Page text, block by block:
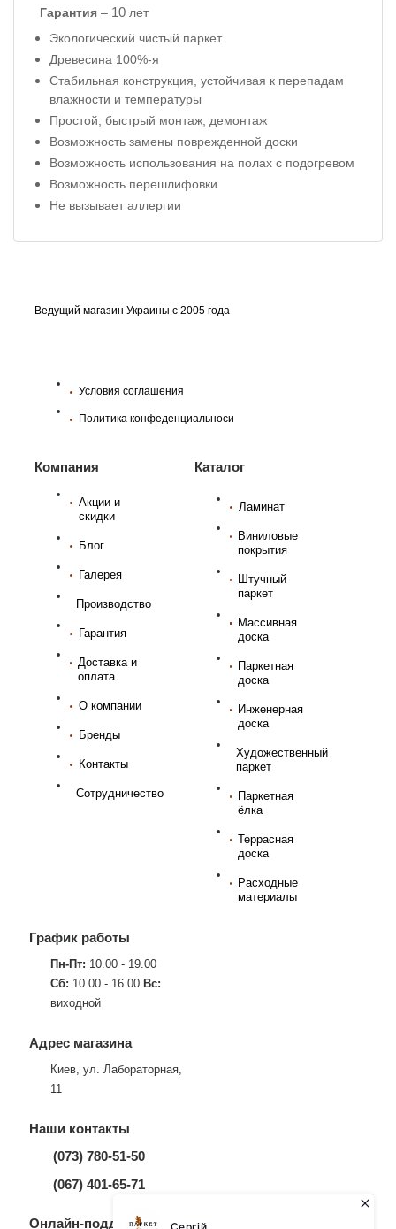
Гарантия – 10 лет
Экологический чистый паркет
Древесина 100%-я
Стабильная конструкция, устойчивая к перепадам
влажности и температуры
Простой, быстрый монтаж, демонтаж
Возможность замены поврежденной доски
Возможность использования на полах с подогревом
Возможность перешлифовки
Не вызывает аллергии
Ведущий магазин Украины с 2005 года
Условия соглашения
Политика конфеденциальноси
Компания
Акции и
скидки
Блог
Галерея
Производство
Гарантия
Доставка и
оплата
О компании
Бренды
Контакты
Сотрудничество
Каталог
Ламинат
Виниловые
покрытия
Штучный
паркет
Массивная
доска
Паркетная
доска
Инженерная
доска
Художественный
паркет
Паркетная
ёлка
Террасная
доска
Расходные
материалы
График работы
Пн-Пт: 10.00 - 19.00
Сб: 10.00 - 16.00 Вс:
виходной
Адрес магазина
Киев, ул. Лабораторная,
11
Наши контакты
(073) 780-51-50
(067) 401-65-71
Онлайн-поддержка